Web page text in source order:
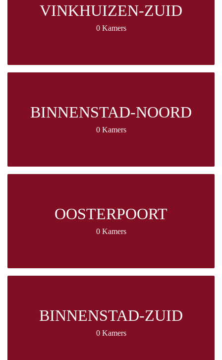
VINKHUIZEN-ZUID
0 Kamers
BINNENSTAD-NOORD
0 Kamers
OOSTERPOORT
0 Kamers
BINNENSTAD-ZUID
0 Kamers